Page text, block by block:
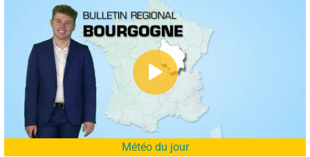
Météo du jour